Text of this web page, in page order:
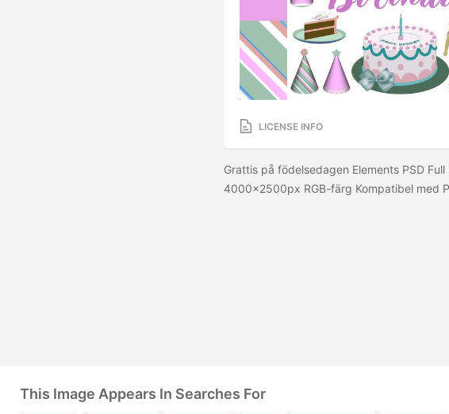
LICENSE INFO
Grattis på födelsedagen Elements PSD
4000x2500px RGB-färg Kompatibel med
This Image Appears In Searches For